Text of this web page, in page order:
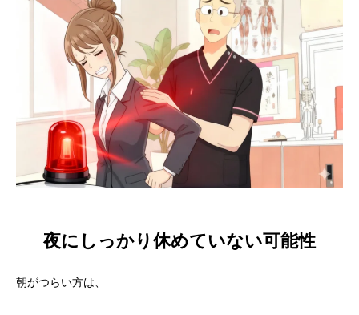
夜にしっかり休めていない可能性
朝がつらい方は、